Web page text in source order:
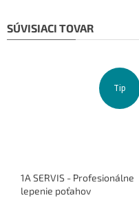
SÚVISIACI TOVAR
Tip
1A SERVIS - Profesionálne
lepenie poťahov